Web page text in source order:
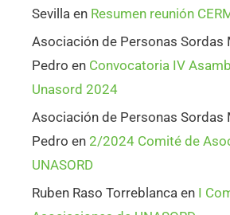
Sevilla en Resumen reunión
Asociación de Personas Sordas
Pedro en Convocatoria IV
Unasord 2024
Asociación de Personas Sordas
Pedro en 2/2024 Comité de
UNASORD
Ruben Raso Torreblanca en I